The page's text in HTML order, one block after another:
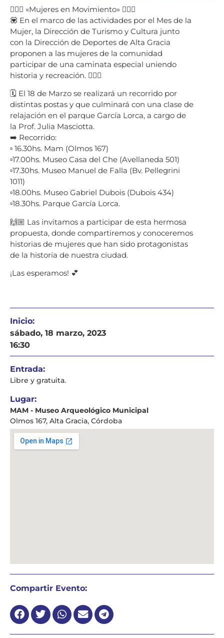
🙋🏻‍♀️ «Mujeres en Movimiento» 🙅🏼‍♀️
💟 En el marco de las actividades por el Mes de la
Mujer, la Dirección de Turismo y Cultura junto
con la Dirección de Deportes de Alta Gracia
proponen a las mujeres de la comunidad
participar de una caminata especial uniendo
historia y recreación. 🚶🏻‍♀️
🗓️ El 18 de Marzo se realizará un recorrido por
distintas postas y que culminará con una clase de
relajación en el parque García Lorca, a cargo de
la Prof. Julia Masciotta.
➡️ Recorrido:
▫️ 16.30hs. Mam (Olmos 167)
▫️17.00hs. Museo Casa del Che (Avellaneda 501)
▫️17.30hs. Museo Manuel de Falla (Bv. Pellegrini
1011)
▫️18.00hs. Museo Gabriel Dubois (Dubois 434)
▫️18.30hs. Parque García Lorca.
🙌🏼 Las invitamos a participar de esta hermosa
propuesta, donde compartiremos y conoceremos
historias de mujeres que han sido protagonistas
de la historia de nuestra ciudad.
¡Las esperamos! 💕
Inicio:
sábado, 18 marzo, 2023
16:30
Entrada:
Libre y gratuita.
Lugar:
MAM - Museo Arqueológico Municipal
Olmos 167, Alta Gracia, Córdoba
Compartir Evento: